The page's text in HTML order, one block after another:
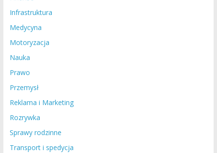
Infrastruktura
Medycyna
Motoryzacja
Nauka
Prawo
Przemysł
Reklama i Marketing
Rozrywka
Sprawy rodzinne
Transport i spedycja